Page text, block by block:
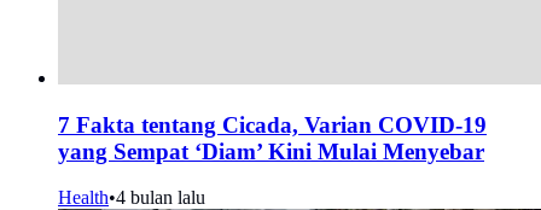
7 Fakta tentang Cicada, Varian COVID-19
yang Sempat ‘Diam’ Kini Mulai Menyebar
Health•4 bulan lalu